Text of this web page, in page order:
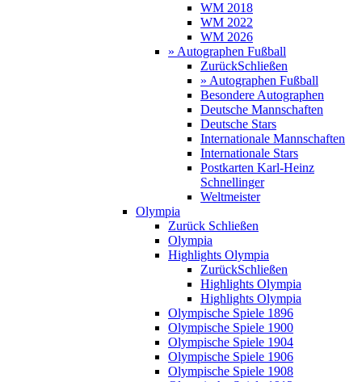
WM 2018
WM 2022
WM 2026
» Autographen Fußball
ZurückSchließen
» Autographen Fußball
Besondere Autographen
Deutsche Mannschaften
Deutsche Stars
Internationale Mannschaften
Internationale Stars
Postkarten Karl-Heinz
Schnellinger
Weltmeister
Olympia
Zurück Schließen
Olympia
Highlights Olympia
ZurückSchließen
Highlights Olympia
Highlights Olympia
Olympische Spiele 1896
Olympische Spiele 1900
Olympische Spiele 1904
Olympische Spiele 1906
Olympische Spiele 1908